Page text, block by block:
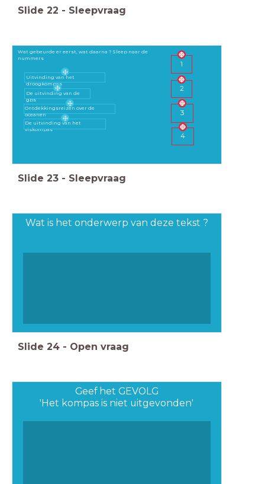
Slide 22 - Sleepvraag
Wat gebeurde er eerst, wat daarna ? Sleep naar de
nummers
1
2
3
4
Uitvinding van het
droogkompas
De uitvinding van de
gps
Ontdekkingsreizen over de
oceanen
De uitvinding van het
viskompas
Slide 23 - Sleepvraag
Wat is het onderwerp van deze tekst ?
Slide 24 - Open vraag
Geef het GEVOLG
'Het kompas is niet uitgevonden'